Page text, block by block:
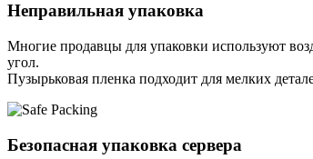
Неправильная упаковка
Многие продавцы для упаковки используют
угол.
Пузырьковая пленка подходит для мелких
Безопасная упаковка сервера